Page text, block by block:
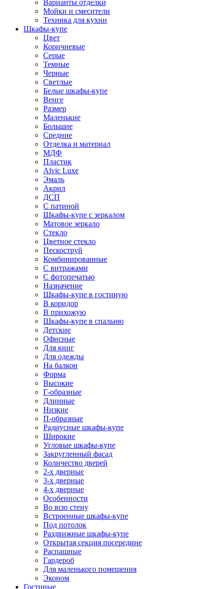
Варианты отделки
Мойки и смесители
Техника для кухни
Шкафы-купе
Цвет
Коричневые
Серые
Темные
Черные
Светлые
Белые шкафы-купе
Венге
Размер
Маленькие
Большие
Средние
Отделка и материал
МДФ
Пластик
Alvic Luxe
Эмаль
Акрил
ДСП
С патиной
Шкафы-купе с зеркалом
Матовое зеркало
Стекло
Цветное стекло
Пескоструй
Комбинированные
С витражами
С фотопечатью
Назначение
Шкафы-купе в гостиную
В коридор
В прихожую
Шкафы-купе в спальню
Детские
Офисные
Для книг
Для одежды
На балкон
Форма
Высокие
Г-образные
Длинные
Низкие
П-образные
Радиусные шкафы-купе
Широкие
Угловые шкафы-купе
Закругленный фасад
Количество дверей
2-х дверные
3-х дверные
4-х дверные
Особенности
Во всю стену
Встроенные шкафы-купе
Под потолок
Раздвижные шкафы-купе
Открытая секция посередине
Распашные
Гардероб
Для маленького помещения
Эконом
Гостиные